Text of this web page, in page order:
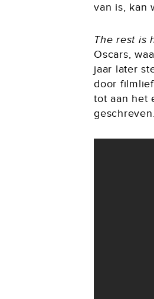
van is, kan
The rest is
Oscars,
jaar later
door
tot aan het
geschreven.